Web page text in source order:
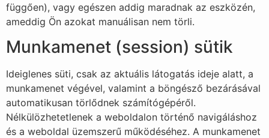
függően), vagy egészen addig maradnak az eszközén,
ameddig Ön azokat manuálisan nem törli.
Munkamenet (session) sütik
Ideiglenes süti, csak az aktuális látogatás ideje alatt, a
munkamenet végével, valamint a böngésző bezárásával
automatikusan törlődnek számítógépéről.
Nélkülözhetetlenek a weboldalon történő navigáláshoz
és a weboldal üzemszerű működéséhez. A munkamenet